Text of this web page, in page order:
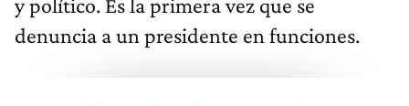
denuncia a un presidente en funciones.